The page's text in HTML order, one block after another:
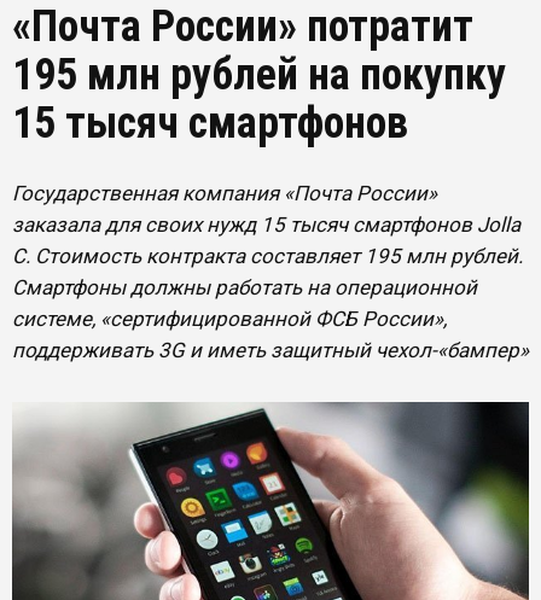
«Почта России» потратит
195 млн рублей на покупку
15 тысяч смартфонов
Государственная компания «Почта России»
заказала для своих нужд 15 тысяч смартфонов Jolla
С. Стоимость контракта составляет 195 млн рублей.
Смартфоны должны работать на операционной
системе, «сертифицированной ФСБ России»,
поддерживать 3G и иметь защитный чехол-«бампер»